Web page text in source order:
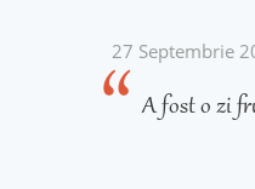
27 Septembrie
A fost o zi